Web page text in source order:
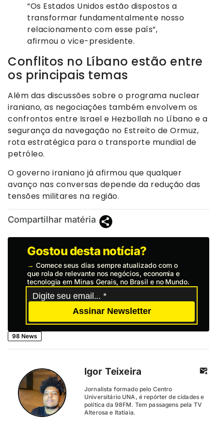
“Os Estados Unidos estão dispostos a
transformar fundamentalmente nosso
relacionamento com esse país”,
afirmou o vice-presidente.
Conflitos no Líbano estão entre
os principais temas
Além das discussões sobre o programa nuclear
iraniano, as negociações também envolvem os
confrontos entre Israel e Hezbollah no Líbano e a
segurança da navegação no Estreito de Ormuz,
rota estratégica para o transporte mundial de
petróleo.
O governo iraniano já afirmou que qualquer
avanço nas conversas depende da redução das
tensões militares na região.
Compartilhar matéria
Gostou desta notícia?
→ Comece seus dias sempre atualizado com o
que rola de relevante nos negócios, economia e
tecnologia em Minas Gerais, no Brasil e no Mundo.
Assinar Newsletter
98 News
Igor Teixeira
Jornalista formado pelo Centro
Universitário UNA, é repórter de cidades e
política da 98FM. Tem passagens pela TV
Alterosa e Itatiaia.